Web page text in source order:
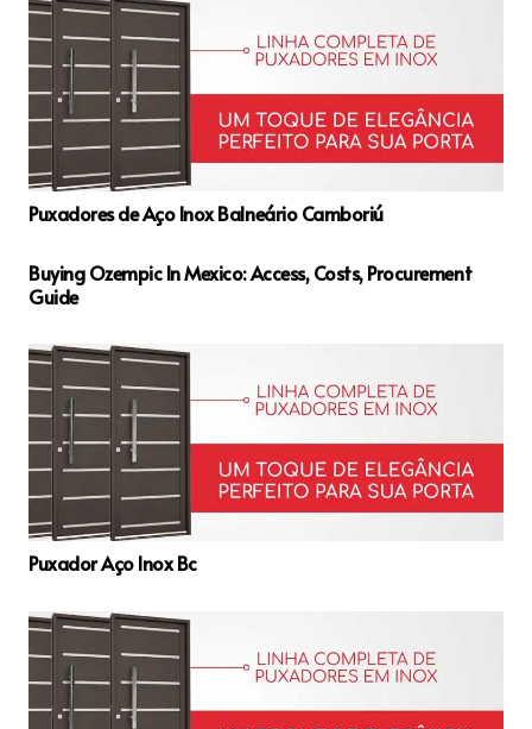
Puxadores de Aço Inox Balneário Camboriú
Buying Ozempic In Mexico: Access, Costs, Procurement
Guide
Puxador Aço Inox Bc